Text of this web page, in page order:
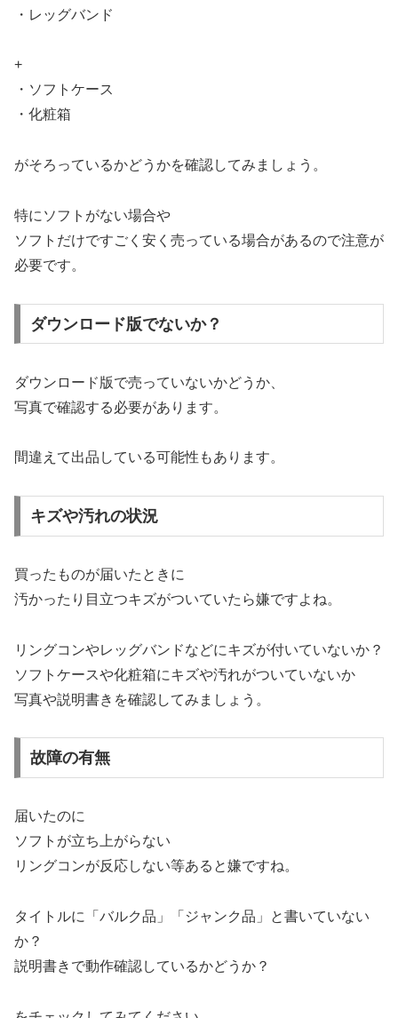
・レッグバンド
+
・ソフトケース
・化粧箱
がそろっているかどうかを確認してみましょう。
特にソフトがない場合や
ソフトだけですごく安く売っている場合があるので注意が
必要です。
ダウンロード版でないか？
ダウンロード版で売っていないかどうか、
写真で確認する必要があります。
間違えて出品している可能性もあります。
キズや汚れの状況
買ったものが届いたときに
汚かったり目立つキズがついていたら嫌ですよね。
リングコンやレッグバンドなどにキズが付いていないか？
ソフトケースや化粧箱にキズや汚れがついていないか
写真や説明書きを確認してみましょう。
故障の有無
届いたのに
ソフトが立ち上がらない
リングコンが反応しない等あると嫌ですね。
タイトルに「バルク品」「ジャンク品」と書いていない
か？
説明書きで動作確認しているかどうか？